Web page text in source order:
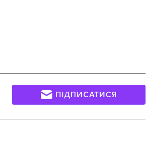
ПІДПИСАТИСЯ